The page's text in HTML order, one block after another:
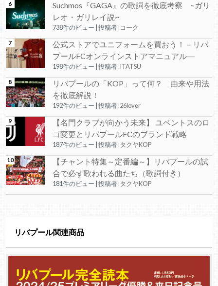
Suchmos『GAGA』の歌詞を徹底考察 ~ガリ
レオ・ガリレイ説~
738件のビュー 投稿者: コーク
公式ストアでユニフォームを買おう！－リバ
プールFCオンラインストアマニュアル―
198件のビュー 投稿者:ITATSU
リバプールの「KOP」って何？ 由来や用法
を徹底解説！
192件のビュー 投稿者:26lover
【名門クラブが向かう未来】 ユベントスのロ
ゴ変更とリバプールFCのブランド戦略
187件のビュー 投稿者: タクヤKOP
【チャント特集～定番編～】リバプールの試
合で必ず歌われる曲たち（歌詞付き）
181件のビュー 投稿者: タクヤKOP
リバプール関連商品